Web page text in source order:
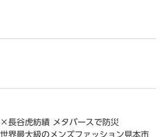
×長谷虎紡績 メタバースで防災
界最大級のメンズファッション見本市